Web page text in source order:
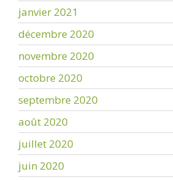
janvier 2021
décembre 2020
novembre 2020
octobre 2020
septembre 2020
août 2020
juillet 2020
juin 2020